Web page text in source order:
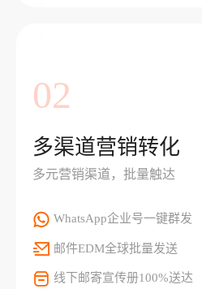
02
多渠道营销转化
多元营销渠道，批量触达
WhatsApp企业号一键群发
邮件EDM全球批量发送
线下邮寄宣传册100%送达